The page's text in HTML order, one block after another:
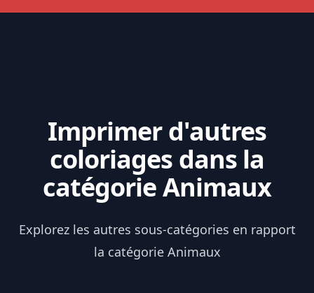
Imprimer d'autres
coloriages dans la
catégorie Animaux
Explorez les autres sous-catégories en rapport
la catégorie Animaux